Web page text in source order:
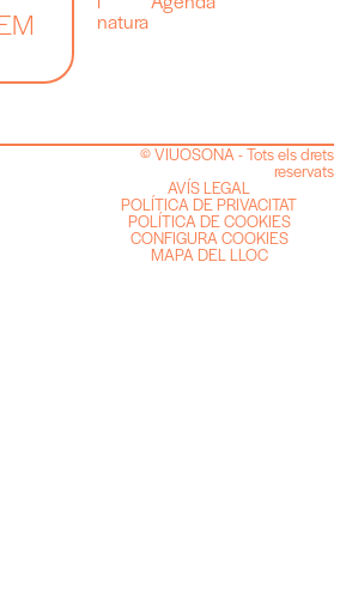
natura
© VIUOSONA - Tots els drets
reservats
AVÍS LEGAL
POLÍTICA DE PRIVACITAT
POLÍTICA DE COOKIES
CONFIGURA COOKIES
MAPA DEL LLOC